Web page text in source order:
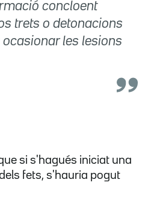
concloent
trets o detonacions
les lesions
si s'hagués iniciat una
fets, s'hauria pogut